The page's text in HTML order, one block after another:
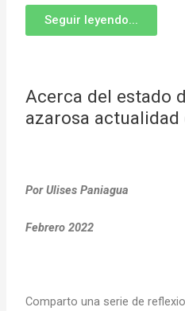
Seguir leyendo...
Acerca del estado
azarosa actualidad
Por Ulises Paniagua
Febrero 2022
Comparto una serie de